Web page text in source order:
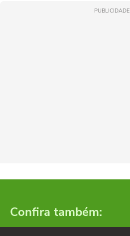
PUBLICIDADE
Confira também: